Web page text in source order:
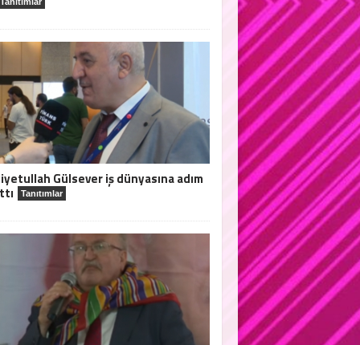
Gülsever iş dünyasına adım
Tanıtımlar